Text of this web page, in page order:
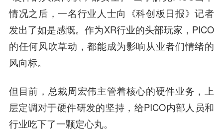
情况之后，一名行业人士向《科创板日报》记者
发出了如是感慨。作为XR行业的头部玩家，PICO
的任何风吹草动，都能成为影响从业者们情绪的
风向标。
但目前，总裁周宏伟主管着核心的硬件业务，上
层定调对于硬件研发的坚持，给PICO内部人员和
行业吃下了一颗定心丸。